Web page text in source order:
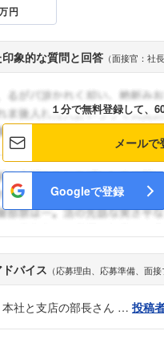
円
象的な質問と回答 （面接官：社
１分で無料登録して、
メールで
Googleで登録
バイス （応募理由、応募準備、面接
社と支店の部長さん … 投稿